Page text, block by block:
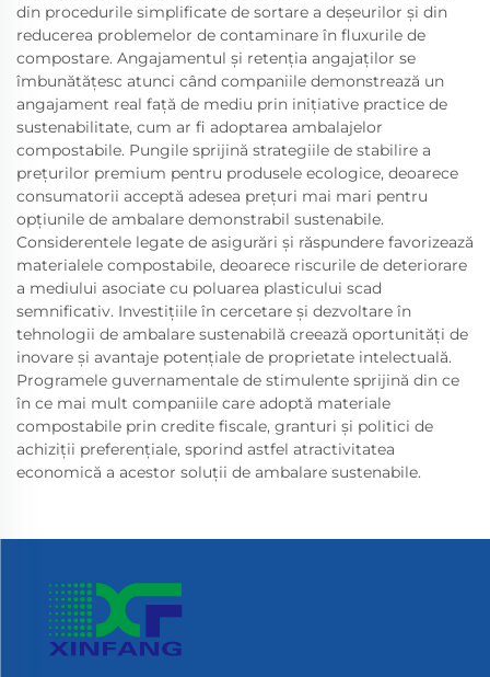
din procedurile simplificate de sortare a deșeurilor și din
reducerea problemelor de contaminare în fluxurile de
compostare. Angajamentul și retenția angajaților se
îmbunătățesc atunci când companiile demonstrează un
angajament real față de mediu prin inițiative practice de
sustenabilitate, cum ar fi adoptarea ambalajelor
compostabile. Pungile sprijină strategiile de stabilire a
prețurilor premium pentru produsele ecologice, deoarece
consumatorii acceptă adesea prețuri mai mari pentru
opțiunile de ambalare demonstrabil sustenabile.
Considerentele legate de asigurări și răspundere favorizează
materialele compostabile, deoarece riscurile de deteriorare
a mediului asociate cu poluarea plasticului scad
semnificativ. Investițiile în cercetare și dezvoltare în
tehnologii de ambalare sustenabilă creează oportunități de
inovare și avantaje potențiale de proprietate intelectuală.
Programele guvernamentale de stimulente sprijină din ce
în ce mai mult companiile care adoptă materiale
compostabile prin credite fiscale, granturi și politici de
achiziții preferențiale, sporind astfel atractivitatea
economică a acestor soluții de ambalare sustenabile.